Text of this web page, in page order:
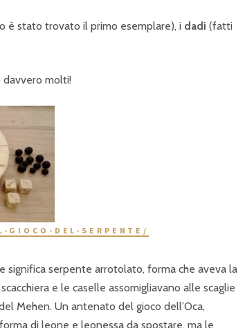
è stato trovato il primo esemplare), i dadi (fatti
davvero molti!
DEL-SERPENTE/
significa serpente arrotolato, forma che aveva la
e le caselle assomigliavano alle scaglie
Mehen. Un antenato del gioco dell’Oca,
di leone e leonessa da spostare, ma le